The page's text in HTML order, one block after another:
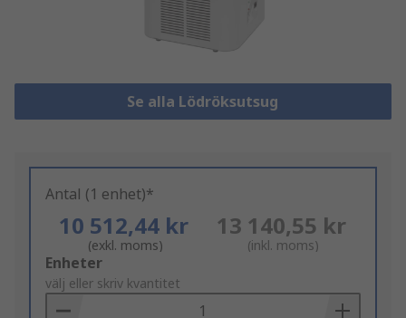
Se alla Lödröksutsug
Antal (1 enhet)*
10 512,44 kr
(exkl. moms)
13 140,55 kr
(inkl. moms)
Add
to
Basket
Enheter
välj eller skriv kvantitet